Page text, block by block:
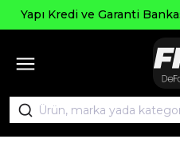
Yapı Kredi ve Garanti